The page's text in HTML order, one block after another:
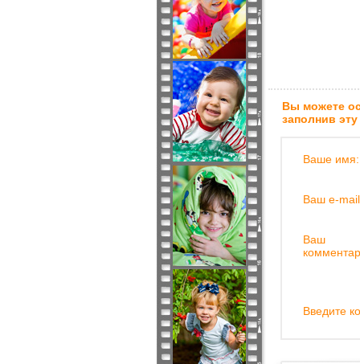
Вы можете
заполнив
Ваше имя:
Ваш e-
Ваш
Введите